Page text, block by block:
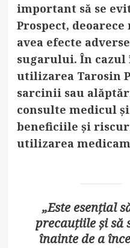
important să se
Prospect,
avea efecte
sugarului. În cazul
utilizarea Tarosin
sarcinii sau
consulte medicul și
beneficiile și
utilizarea
„Este esențial
precauțiile și să
înainte de a